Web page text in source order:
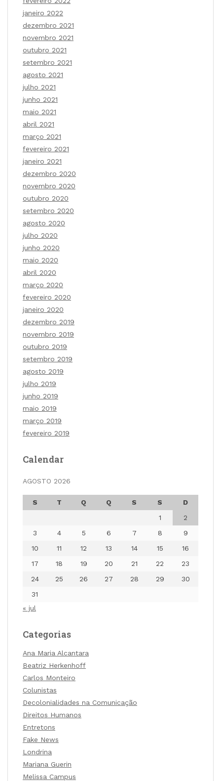
janeiro 2022
dezembro 2021
novembro 2021
outubro 2021
setembro 2021
agosto 2021
julho 2021
junho 2021
maio 2021
abril 2021
março 2021
fevereiro 2021
janeiro 2021
dezembro 2020
novembro 2020
outubro 2020
setembro 2020
agosto 2020
julho 2020
junho 2020
maio 2020
abril 2020
março 2020
fevereiro 2020
janeiro 2020
dezembro 2019
novembro 2019
outubro 2019
setembro 2019
agosto 2019
julho 2019
junho 2019
maio 2019
março 2019
fevereiro 2019
Calendar
AGOSTO 2026
S T Q Q S S
D
1
2
3
4 5 6 7 8
9
10
11 12 13 14 15
16
17
18 19 20 21 22
23
24
25 26 27 28 29
30
31
« jul
Categorias
Ana Maria Alcantara
Beatriz Herkenhoff
Carlos Monteiro
Colunistas
Decolonialidades na Comunicação
Direitos Humanos
Entretons
Fake News
Londrina
Mariana Guerin
Melissa Campus